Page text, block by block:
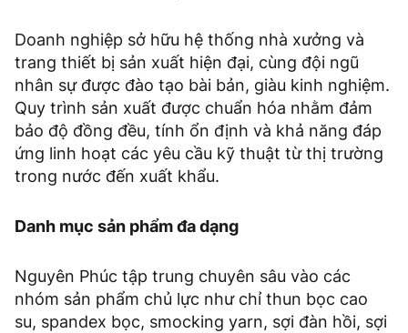
Doanh nghiệp sở hữu hệ thống nhà xưởng và
trang thiết bị sản xuất hiện đại, cùng đội ngũ
nhân sự được đào tạo bài bản, giàu kinh nghiệm.
Quy trình sản xuất được chuẩn hóa nhằm đảm
bảo độ đồng đều, tính ổn định và khả năng đáp
ứng linh hoạt các yêu cầu kỹ thuật từ thị trường
trong nước đến xuất khẩu.
Danh mục sản phẩm đa dạng
Nguyên Phúc tập trung chuyên sâu vào các
nhóm sản phẩm chủ lực như chỉ thun bọc cao
su, spandex bọc, smocking yarn, sợi đàn hồi, sợi